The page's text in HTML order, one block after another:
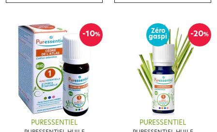
-10%
PURESSENTIEL
-20%
Zéro
gaspi
PURESSENTIEL